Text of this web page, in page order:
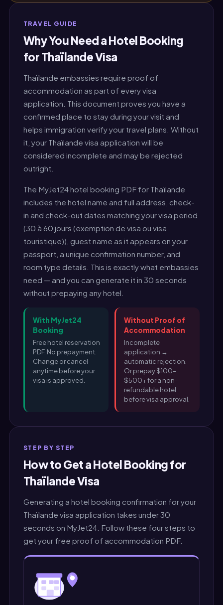
TRAVEL GUIDE
Why You Need a Hotel Booking
for Thaïlande Visa
Thaïlande embassies require proof of
accommodation as part of every visa
application. This document proves you have a
confirmed place to stay during your visit and
helps immigration verify your travel plans. Without
it, your Thaïlande visa application will be
considered incomplete and may be rejected
outright.
The MyJet24 hotel booking PDF for Thaïlande
includes the hotel name and full address, check-
in and check-out dates matching your visa period
(30 à 60 jours (exemption de visa ou visa
touristique)), guest name as it appears on your
passport, a unique confirmation number, and
room type details. This is exactly what embassies
need — and you can generate it in 30 seconds
without prepaying any hotel.
With MyJet24
Booking
Free hotel reservation
PDF. No prepayment.
Change or cancel
anytime before your
visa is approved.
Without Proof of
Accommodation
Incomplete
application →
automatic rejection.
Or prepay $100–
$500+ for a non-
refundable hotel
before visa approval.
STEP BY STEP
How to Get a Hotel Booking for
Thaïlande Visa
Generating a hotel booking confirmation for your
Thaïlande visa application takes under 30
seconds on MyJet24. Follow these four steps to
get your free proof of accommodation PDF.